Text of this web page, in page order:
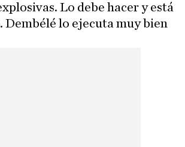
Lo debe hacer y está
Dembélé lo ejecuta muy bien